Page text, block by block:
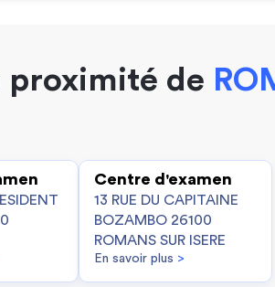
proximité de
Centre d'examen
13 RUE DU CAPITAINE
BOZAMBO 26100
ROMANS SUR ISERE
En savoir plus >